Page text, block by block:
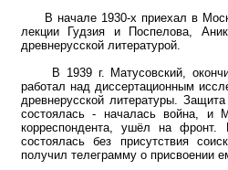
В начале 1930-х приехал в
лекции Гудзия и Поспелова,
древнерусской литературой.
В 1939 г. Матусовский, окончив
работал над диссертационным
древнерусской литературы.
состоялась - началась война, и
корреспондента, ушёл на фронт.
состоялась без присутствия
получил телеграмму о присвоении